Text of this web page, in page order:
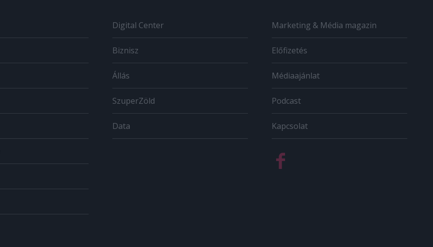
Digital Center
Biznisz
Állás
SzuperZöld
Data
Marketing & Média magazin
Előfizetés
Médiaajánlat
Podcast
Kapcsolat